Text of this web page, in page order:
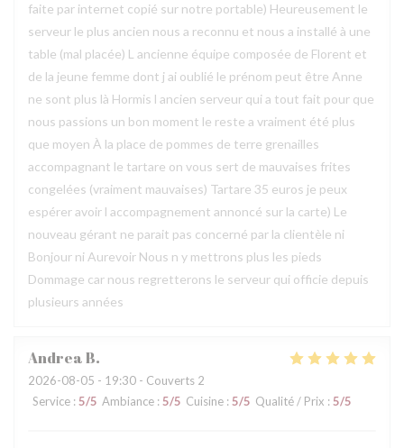
faite par internet copié sur notre portable) Heureusement le
serveur le plus ancien nous a reconnu et nous a installé à une
table (mal placée) L ancienne équipe composée de Florent et
de la jeune femme dont j ai oublié le prénom peut être Anne
ne sont plus là Hormis l ancien serveur qui a tout fait pour que
nous passions un bon moment le reste a vraiment été plus
que moyen À la place de pommes de terre grenailles
accompagnant le tartare on vous sert de mauvaises frites
congelées (vraiment mauvaises) Tartare 35 euros je peux
espérer avoir l accompagnement annoncé sur la carte) Le
nouveau gérant ne parait pas concerné par la clientèle ni
Bonjour ni Aurevoir Nous n y mettrons plus les pieds
Dommage car nous regretterons le serveur qui officie depuis
plusieurs années
AndreaB
2026-08-05 - 19:30 - Couverts 2
Service : 5/5 Ambiance : 5/5 Cuisine : 5/5 Qualité / Prix : 5/5